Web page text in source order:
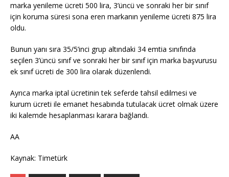
marka yenileme ücreti 500 lira, 3’üncü ve sonraki her bir sınıf
için koruma süresi sona eren markanın yenileme ücreti 875 lira
oldu.
Bunun yanı sıra 35/5’inci grup altındaki 34 emtia sınıfında
seçilen 3’üncü sınıf ve sonraki her bir sınıf için marka başvurusu
ek sınıf ücreti de 300 lira olarak düzenlendi.
Ayrıca marka iptal ücretinin tek seferde tahsil edilmesi ve
kurum ücreti ile emanet hesabında tutulacak ücret olmak üzere
iki kalemde hesaplanması karara bağlandı.
AA
Kaynak: Timetürk